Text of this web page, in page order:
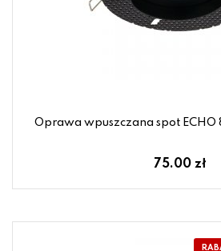
Oprawa wpuszczana spot
75.00 zł